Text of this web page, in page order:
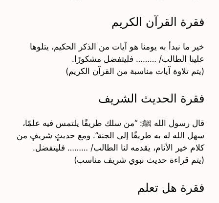
فقرة القرآن الكريم
خير ما نبدأ به يومنا هو آيات من الذكر الحكيم، يتلوها
علينا الطالب/ ……… فليتفضل مشكورًا.
(يتم تلاوة آيات مناسبة من القرآن الكريم)
فقرة الحديث الشريف
قال رسول الله ﷺ: “من سلك طريقًا يلتمس فيه علمًا،
سهل الله له به طريقًا إلى الجنة”. ومع حديثٍ شريفٍ من
كلام خير الأنام، يقدمه لنا الطالب/ ……… فليتفضل.
(يتم قراءة حديث نبوي شريف مناسب)
فقرة هل تعلم